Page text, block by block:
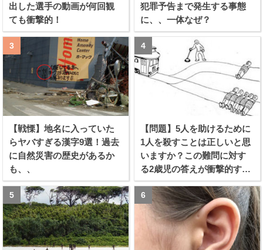
出した選手の動画が何回観
ても衝撃的！
犯罪予告まで発生する事態
に、、一体なぜ？
【戦慄】地名に入っていた
らヤバすぎる漢字9選！過去
に自然災害の歴史があるか
も、、
【問題】5人を助けるために
1人を殺すことは正しいと思
いますか？この難問に対す
る2歳児の答えが衝撃的すぎ
る！！